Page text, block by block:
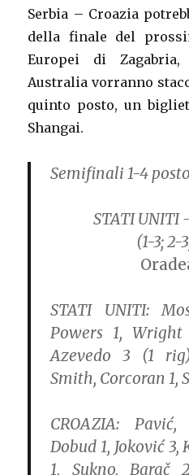
Serbia – Croazia
della finale del
Europei di
Australia vorranno
quinto posto, un
Shangai.
Semifinali 1-4 posto
STATI UNITI
(1-3; 2-
STATI UNITI:
Powers 1,
Azevedo 3 (1
Smith, Corcoran 1,
CROAZIA: Pavić,
Dobud 1, Joković
1, Sukno, Barač